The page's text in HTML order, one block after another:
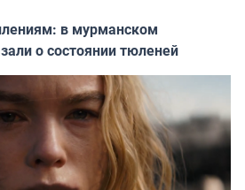
в мурманском
о состоянии тюленей